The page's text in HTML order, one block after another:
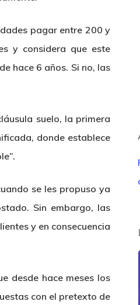
pagar entre 200 y
y considera que este
hace 6 años. Si no, las
suelo, la primera
donde establece
se les propuso ya
Sin embargo, las
y en consecuencia
desde hace meses los
con el pretexto de